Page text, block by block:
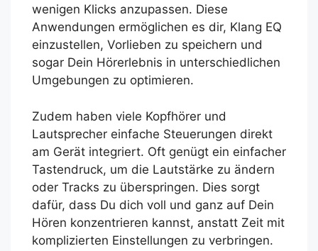
wenigen Klicks anzupassen. Diese
Anwendungen ermöglichen es dir, Klang EQ
einzustellen, Vorlieben zu speichern und
sogar Dein Hörerlebnis in unterschiedlichen
Umgebungen zu optimieren.
Zudem haben viele Kopfhörer und
Lautsprecher einfache Steuerungen direkt
am Gerät integriert. Oft genügt ein einfacher
Tastendruck, um die Lautstärke zu ändern
oder Tracks zu überspringen. Dies sorgt
dafür, dass Du dich voll und ganz auf Dein
Hören konzentrieren kannst, anstatt Zeit mit
komplizierten Einstellungen zu verbringen.